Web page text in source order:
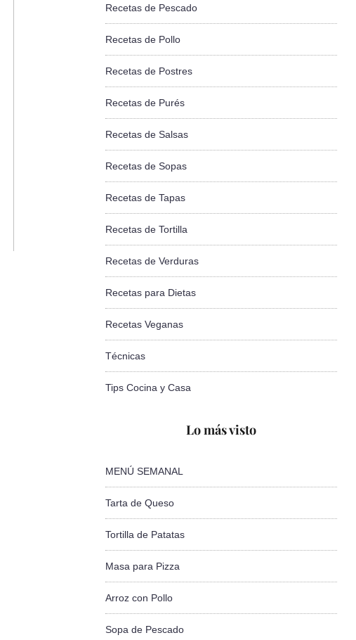
Recetas de Pescado
Recetas de Pollo
Recetas de Postres
Recetas de Purés
Recetas de Salsas
Recetas de Sopas
Recetas de Tapas
Recetas de Tortilla
Recetas de Verduras
Recetas para Dietas
Recetas Veganas
Técnicas
Tips Cocina y Casa
Lo más visto
MENÚ SEMANAL
Tarta de Queso
Tortilla de Patatas
Masa para Pizza
Arroz con Pollo
Sopa de Pescado